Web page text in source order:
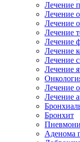
Лечение
Лечение
Лечение
Лечение
Лечение
Лечение
Лечение
Лечение
Лечение
Лечение
Бронхит
Аденома